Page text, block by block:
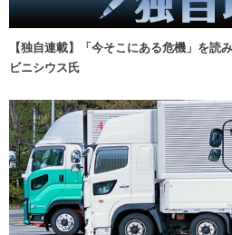
【独自連載】「今そこにある危機」を
ビニシウス氏